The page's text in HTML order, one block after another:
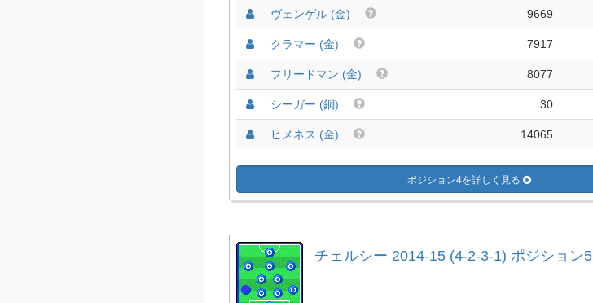
ヴェンゲル (金) 9669
クラマー (金) 7917
フリードマン (金) 8077
シーガー (銅) 30
ヒメネス (金) 14065
ポジション4を詳しく見る
チェルシー 2014-15 (4-2-3-1) ポジション5